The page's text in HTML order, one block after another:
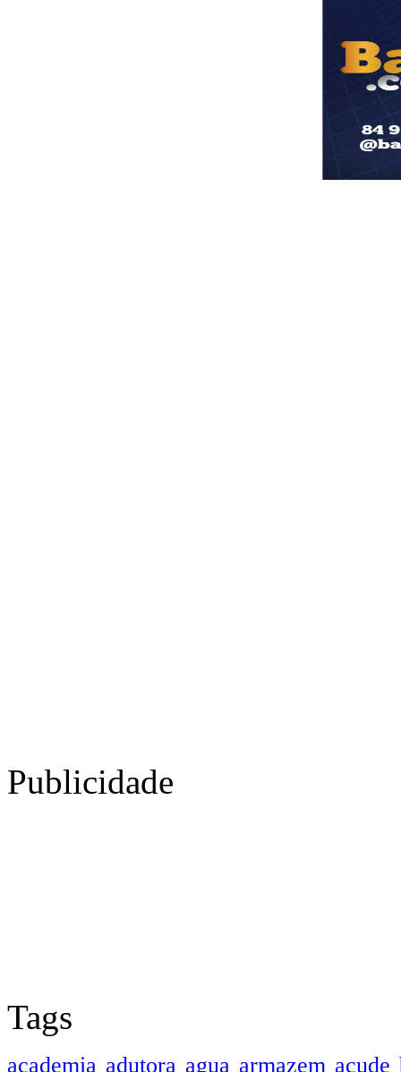
Publicidade
Tags
academia adutora agua armazem açude